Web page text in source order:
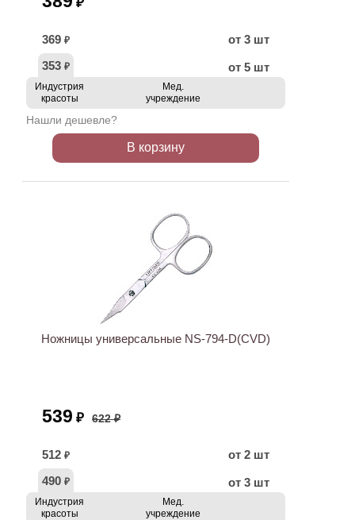
369 ₽
от 3 шт
353 ₽ от 5 шт
Индустрия
красоты
Мед.
учреждение
Нашли дешевле?
В корзину
Ножницы универсальные NS-794-D(CVD)
539 ₽ 622 ₽
512 ₽
от 2 шт
490 ₽ от 3 шт
Индустрия
красоты
Мед.
учреждение